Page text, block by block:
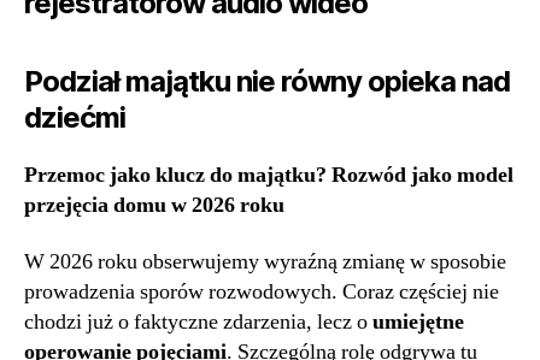
Podział majątku nie równy opieka nad
dziećmi
Przemoc jako klucz do majątku? Rozwód jako model
przejęcia domu w 2026 roku
W 2026 roku obserwujemy wyraźną zmianę w sposobie
prowadzenia sporów rozwodowych. Coraz częściej nie
chodzi już o faktyczne zdarzenia, lecz oumiejętne
operowanie pojęciami. Szczególną rolę odgrywa tu